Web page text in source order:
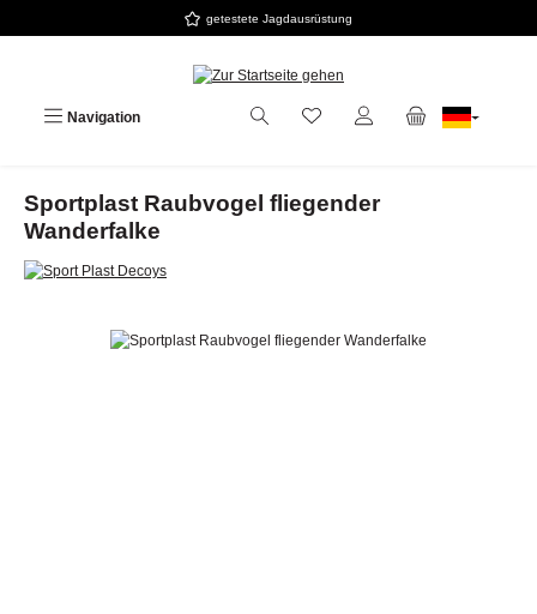
getestete Jagdausrüstung
Navigation
Sportplast Raubvogel fliegender
Wanderfalke
Bildergalerie überspringen